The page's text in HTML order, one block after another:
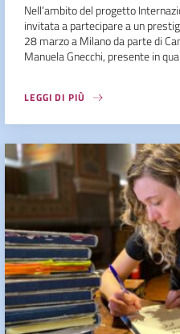
Nell’ambito del progetto
invitata a partecipare a un
28 marzo a Milano da parte di
Manuela Gnecchi, presente in
LEGGI DI PIÙ